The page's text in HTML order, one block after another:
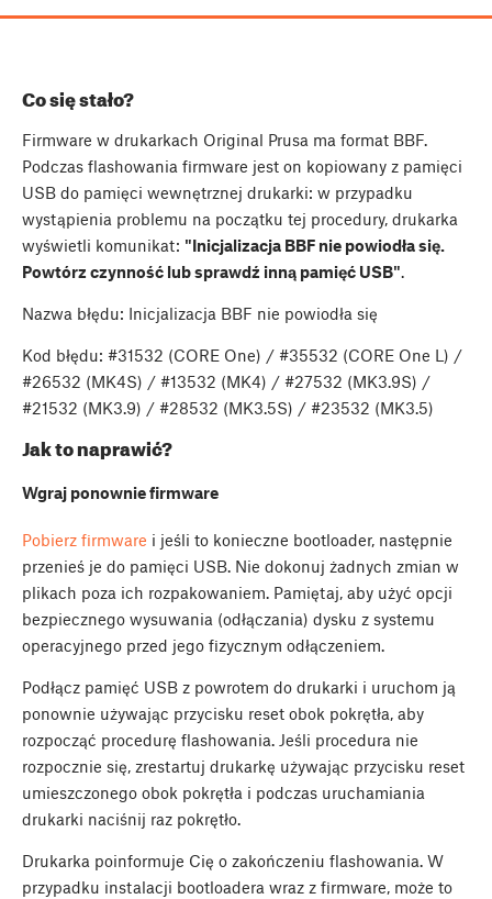
Co się stało?
Firmware w drukarkach Original Prusa ma format BBF.
Podczas flashowania firmware jest on kopiowany z pamięci
USB do pamięci wewnętrznej drukarki: w przypadku
wystąpienia problemu na początku tej procedury, drukarka
wyświetli komunikat: "Inicjalizacja BBF nie powiodła się.
Powtórz czynność lub sprawdź inną pamięć USB".
Nazwa błędu: Inicjalizacja BBF nie powiodła się
Kod błędu: #31532 (CORE One) / #35532 (CORE One L) /
#26532 (MK4S) / #13532 (MK4) / #27532 (MK3.9S) /
#21532 (MK3.9) / #28532 (MK3.5S) / #23532 (MK3.5)
Jak to naprawić?
Wgraj ponownie firmware
Pobierz firmware i jeśli to konieczne bootloader, następnie
przenieś je do pamięci USB. Nie dokonuj żadnych zmian w
plikach poza ich rozpakowaniem. Pamiętaj, aby użyć opcji
bezpiecznego wysuwania (odłączania) dysku z systemu
operacyjnego przed jego fizycznym odłączeniem.
Podłącz pamięć USB z powrotem do drukarki i uruchom ją
ponownie używając przycisku reset obok pokrętła, aby
rozpocząć procedurę flashowania. Jeśli procedura nie
rozpocznie się, zrestartuj drukarkę używając przycisku reset
umieszczonego obok pokrętła i podczas uruchamiania
drukarki naciśnij raz pokrętło.
Drukarka poinformuje Cię o zakończeniu flashowania. W
przypadku instalacji bootloadera wraz z firmware, może to